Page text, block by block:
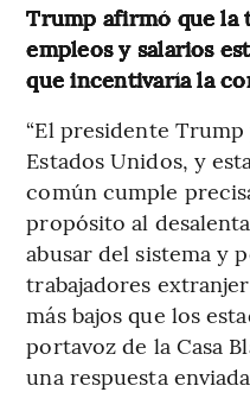
Trump afirmó que la
empleos y salarios
que incentivaría la
“El presidente
Estados Unidos, y
común cumple
propósito al
abusar del sistema y
trabajadores
más bajos que los
portavoz de la Casa
una respuesta